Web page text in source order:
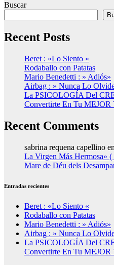
Buscar
Recent Posts
Beret : «Lo Siento «
Rodaballo con Patatas
Mario Benedetti : » Adiós»
Airbag : » Nunca Lo
La PSICOLOGÍA Del
Convertirte En Tu
Recent Comments
sabrina requena capellino en
La Virgen Más Hermosa» (
Mare de Déu dels
Entradas recientes
Beret : «Lo Siento «
Rodaballo con Patatas
Mario Benedetti : » Adiós»
Airbag : » Nunca Lo
La PSICOLOGÍA Del
Convertirte En Tu